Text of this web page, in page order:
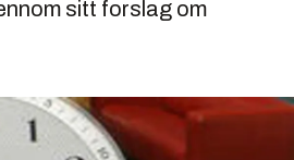
sitt forslag om